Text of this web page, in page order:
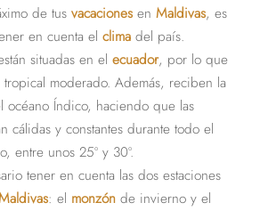
de tus vacacionesen Maldivas, es
en cuenta el climadel país.
situadas en el ecuador, por lo que
moderado. Además, reciben la
océano Índico, haciendo que las
cálidas y constantes durante todo el
entre unos 25º y 30º.
tener en cuenta las dos estaciones
: el monzónde invierno y el